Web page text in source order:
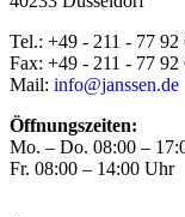
Tel.: +49 - 211 - 77 92
Fax: +49 - 211 - 77 92
Mail: info@janssen.de
Öffnungszeiten:
Mo. – Do. 08:00 –
Fr. 08:00 – 14:00 Uhr